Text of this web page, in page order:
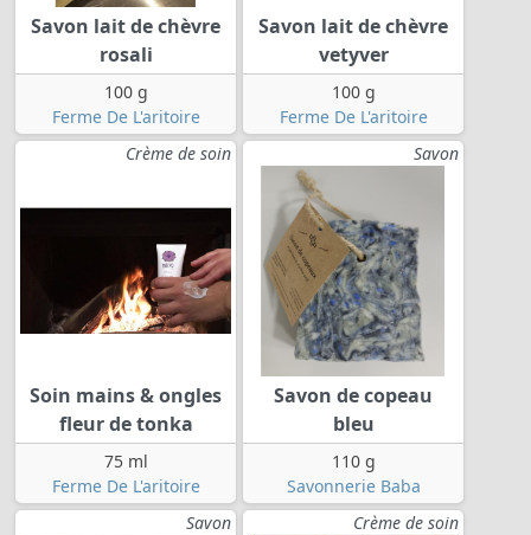
Savon lait de chèvre
rosali
100 g
Ferme De L'aritoire
Savon lait de chèvre
vetyver
100 g
Ferme De L'aritoire
Crème de soin
Soin mains & ongles
fleur de tonka
75 ml
Ferme De L'aritoire
Savon
Savon de copeau
bleu
110 g
Savonnerie Baba
Savon
Crème de soin